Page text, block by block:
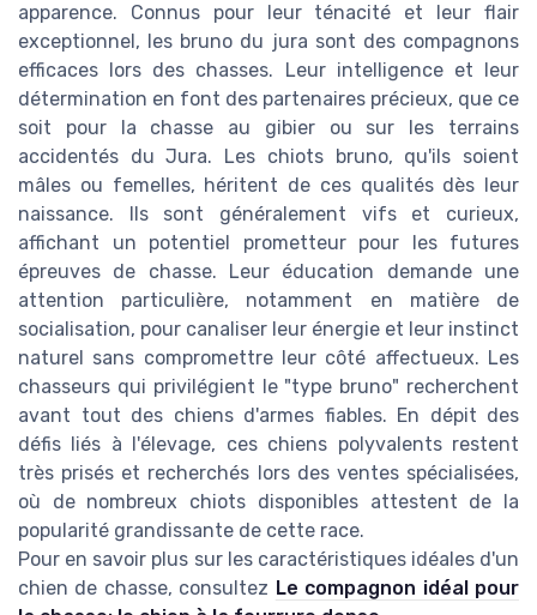
apparence. Connus pour leur ténacité et leur flair
exceptionnel, les bruno du jura sont des compagnons
efficaces lors des chasses. Leur intelligence et leur
détermination en font des partenaires précieux, que ce
soit pour la chasse au gibier ou sur les terrains
accidentés du Jura. Les chiots bruno, qu'ils soient
mâles ou femelles, héritent de ces qualités dès leur
naissance. Ils sont généralement vifs et curieux,
affichant un potentiel prometteur pour les futures
épreuves de chasse. Leur éducation demande une
attention particulière, notamment en matière de
socialisation, pour canaliser leur énergie et leur instinct
naturel sans compromettre leur côté affectueux. Les
chasseurs qui privilégient le "type bruno" recherchent
avant tout des chiens d'armes fiables. En dépit des
défis liés à l'élevage, ces chiens polyvalents restent
très prisés et recherchés lors des ventes spécialisées,
où de nombreux chiots disponibles attestent de la
popularité grandissante de cette race.
Pour en savoir plus sur les caractéristiques idéales d'un
chien de chasse, consultez Le compagnon idéal pour